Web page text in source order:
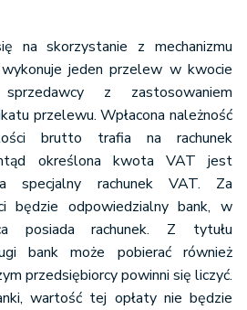
na skorzystanie z mechanizmu
jeden przelew w kwocie
z zastosowaniem
przelewu. Wpłacona należność
brutto trafia na rachunek
określona kwota VAT jest
specjalny rachunek VAT. Za
będzie odpowiedzialny bank, w
posiada rachunek. Z tytułu
bank może pobierać również
przedsiębiorcy powinni się liczyć.
wartość tej opłaty nie będzie